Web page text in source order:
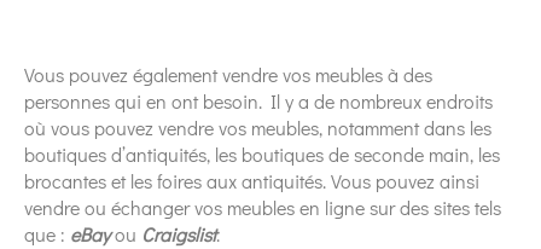
Vous pouvez également vendre vos meubles à des
personnes qui en ont besoin. Il y a de nombreux endroits
où vous pouvez vendre vos meubles, notamment dans les
boutiques d’antiquités, les boutiques de seconde main, les
brocantes et les foires aux antiquités. Vous pouvez ainsi
vendre ou échanger vos meubles en ligne sur des sites tels
que : eBayou Craigslist.